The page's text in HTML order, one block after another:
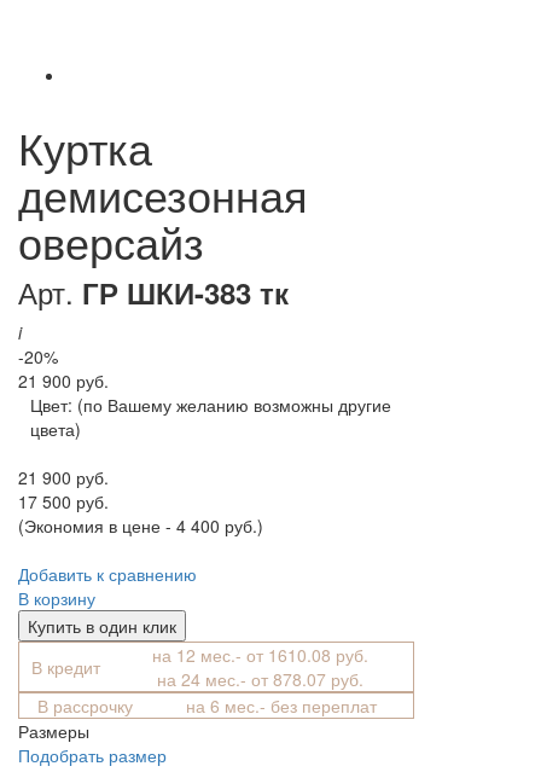
Куртка
демисезонная
оверсайз
Арт. ГР ШКИ-383 тк
i
-20%
21 900 руб.
Цвет: (по Вашему желанию возможны другие
цвета)
21 900 руб.
17 500 руб.
(Экономия в цене - 4 400 руб.)
Добавить к сравнению
В корзину
Купить в один клик
В кредит
на 12 мес.- от 1610.08 руб.
на 24 мес.- от 878.07 руб.
В рассрочку
на 6 мес.- без переплат
Размеры
Подобрать размер